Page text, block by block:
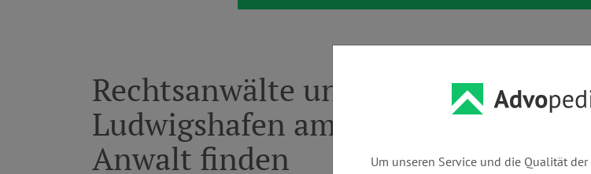
Rechtsanwälte und Kanzleien in
Ludwigshafen am Rhein: Den
Anwalt finden
Um unseren Service und die Qualität